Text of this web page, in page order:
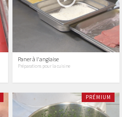
Paner à l'anglaise
Préparations pour la cuisine
PRÉMIUM